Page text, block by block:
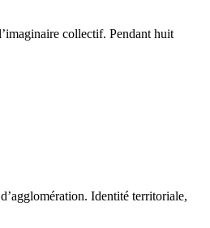
collectif. Pendant huit
Identité territoriale,